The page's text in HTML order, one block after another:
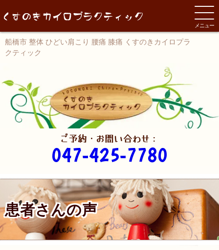
船橋市 整体 ひどい肩こり 腰痛 膝痛 くすのきカイロプラ
クティック
ご予約・お問い合わせ：
047-425-7780
患者さんの声
メニュー